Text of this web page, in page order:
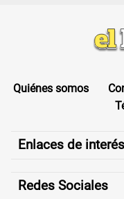
Quiénes somos
Enlaces de interés
Redes Sociales